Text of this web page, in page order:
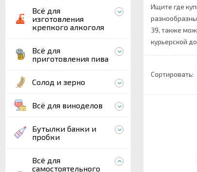
Всё для
изготовления
крепкого алкоголя
Всё для
приготовления пива
Солод и зерно
Всё для виноделов
Бутылки банки и
пробки
Всё для
самостоятельного
Ищите где
39, также
курьерской
Сортировать: